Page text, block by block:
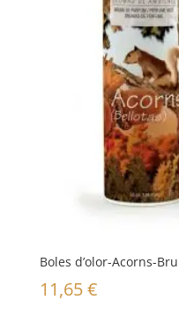
Boles d’olor-Acorns-
11,65€